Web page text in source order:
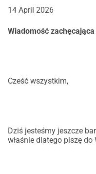
Makela Mampukuta Jobed
14 April 2026
Wiadomość
Cześć wszystkim,
Dziś jesteśmy jeszcze
właśnie dlatego piszę do